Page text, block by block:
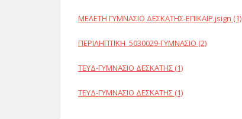
ΜΕΛΕΤΗ ΓΥΜΝΑΣΙΟ ΔΕΣΚΑΤΗΣ-ΕΠΙΚΑΙΡ.jsign (1)
ΠΕΡΙΛΗΠΤΙΚΗ_5030029-ΓΥΜΝΑΣΙΟ (2)
ΤΕΥΔ-ΓΥΜΝΑΣΙΟ ΔΕΣΚΑΤΗΣ (1)
ΤΕΥΔ-ΓΥΜΝΑΣΙΟ ΔΕΣΚΑΤΗΣ (1)